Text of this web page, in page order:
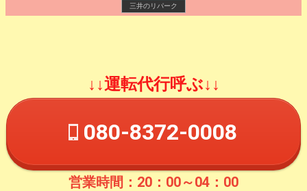
三井のリパーク
↓↓運転代行呼ぶ↓↓
080-8372-0008
営業時間：20：00～04：00